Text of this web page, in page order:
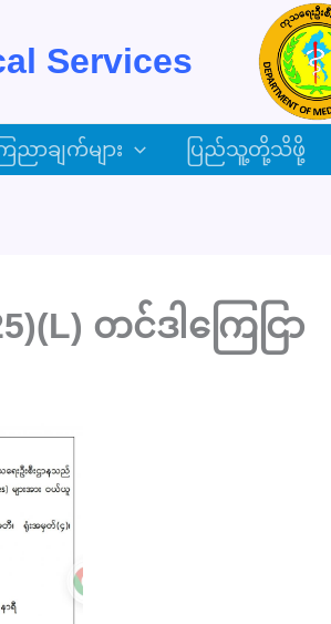
Services
ညာချက်များ ပြည်သူ့တို့သိဖို့
တင်ဒါကြေငြာ